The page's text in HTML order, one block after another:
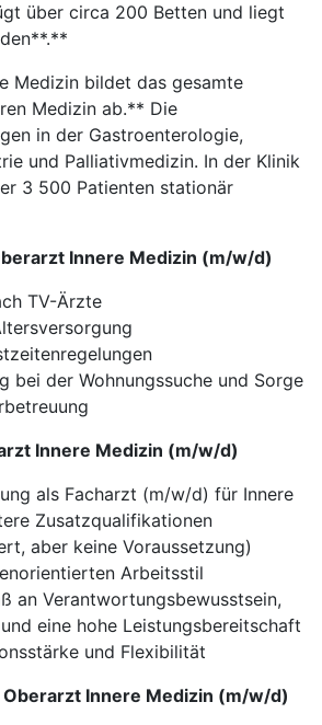
über circa 200 Betten und liegt
Medizin bildet das gesamte
Medizin ab.** Die
in der Gastroenterologie,
und Palliativmedizin. In der Klinik
3 500 Patienten stationär
Innere Medizin (m/w/d)
TV-Ärzte
bei der Wohnungssuche und Sorge
Innere Medizin (m/w/d)
als Facharzt (m/w/d) für Innere
Zusatzqualifikationen
aber keine Voraussetzung)
Arbeitsstil
an Verantwortungsbewusstsein,
eine hohe Leistungsbereitschaft
und Flexibilität
Innere Medizin (m/w/d)